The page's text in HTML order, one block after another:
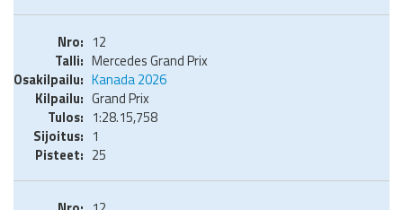
12
Mercedes Grand Prix
Kanada 2026
Grand Prix
1:28.15,758
1
25